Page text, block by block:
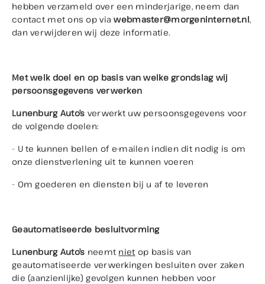
hebben verzameld over een minderjarige, neem dan
contact met ons op viawebmaster@morgeninternet.nl,
dan verwijderen wij deze informatie.
Met welk doel en op basis van welke grondslag wij
persoonsgegevens verwerken
Lunenburg Auto’s verwerkt uw persoonsgegevens voor
de volgende doelen:
- U te kunnen bellen of e-mailen indien dit nodig is om
onze dienstverlening uit te kunnen voeren
- Om goederen en diensten bij u af te leveren
Geautomatiseerde besluitvorming
Lunenburg Auto’s neemt niet op basis van
geautomatiseerde verwerkingen besluiten over zaken
die (aanzienlijke) gevolgen kunnen hebben voor